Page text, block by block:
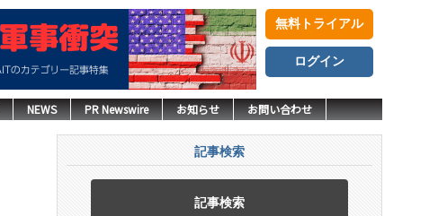
無料トライアル
ログイン
NEWS PR Newswire お知らせ お問い合わせ
記事検索
記事検索